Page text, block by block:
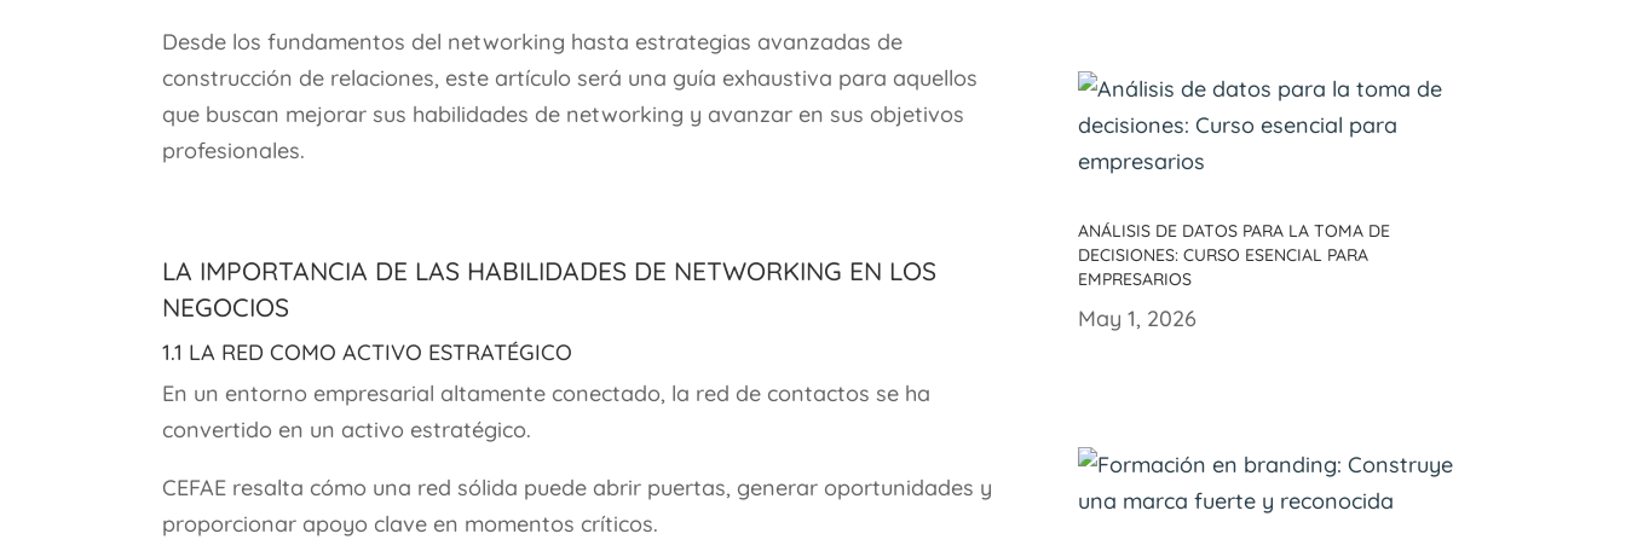
Desde los fundamentos del networking hasta estrategias avanzadas de
construcción de relaciones, este artículo será una guía exhaustiva para aquellos
que buscan mejorar sus habilidades de networking y avanzar en sus objetivos
profesionales.
La Importancia de las Habilidades de Networking en los
Negocios
1.1 La Red como Activo Estratégico
En un entorno empresarial altamente conectado, la red de contactos se ha
convertido en un activo estratégico.
CEFAE resalta cómo una red sólida puede abrir puertas, generar oportunidades y
proporcionar apoyo clave en momentos críticos.
Análisis de datos para la toma de
decisiones: Curso esencial para
empresarios
May 1, 2026